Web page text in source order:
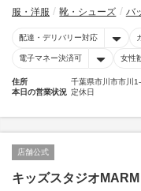
服・洋服 靴・シューズ バ
配達・デリバリー対応
電子マネー決済可 女性
住所
千葉県市川市市川
本日の営業状況 定休日
店舗公式
キッズスタジオMARM